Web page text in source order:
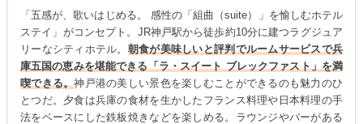
「五感が、歌いはじめる。 感性の「組曲（suite）」を愉しむホテル
ステイ」がコンセプト。JR神戸駅から徒歩約10分に建つラグジュア
リーなシティホテル。 朝食が美味しいと評判でルームサービスで兵
庫五国の恵みを堪能できる「ラ・スイート ブレックファスト」を満
喫できる。神戸港の美しい景色を楽しむことができるのも魅力のひ
とつだ。夕食は兵庫の食材を生かしたフランス料理や日本料理の手
法をベースにした鉄板焼きなどを楽しめる。ラウンジやバーがある